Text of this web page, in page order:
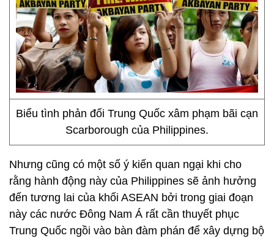
Biểu tình phản đối Trung Quốc xâm phạm bãi cạn
Scarborough của Philippines.
Nhưng cũng có một số ý kiến quan ngại khi cho
rằng hành động này của Philippines sẽ ảnh hưởng
đến tương lai của khối ASEAN bởi trong giai đoạn
này các nước Đông Nam Á rất cần thuyết phục
Trung Quốc ngồi vào bàn đàm phán để xây dựng bộ